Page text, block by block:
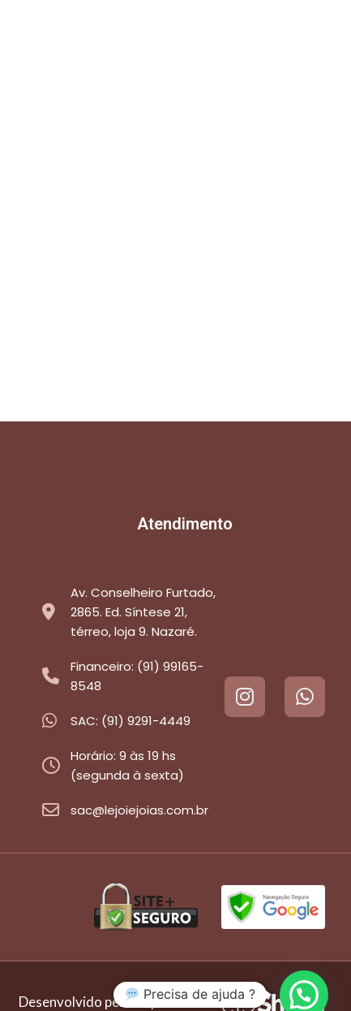
Atendimento
Av. Conselheiro Furtado,
2865. Ed. Síntese 21,
térreo, loja 9. Nazaré.
Financeiro: (91) 99165-
8548
SAC: (91) 9291-4449
Horário: 9 às 19 hs
(segunda à sexta)
sac@lejoiejoias.com.br
Desenvolvido pela empresaPrecisa de ajuda ?